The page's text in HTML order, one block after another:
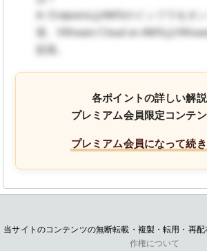
A: OutpostsはAWSのインフラをオ
張、VMware Cloud on AWSは
各ポイントの詳しい解
プレミアム会員限定コンテ
プレミアム会員になって続
当サイトのコンテンツの無断転載・複製・転用・再配
作権について